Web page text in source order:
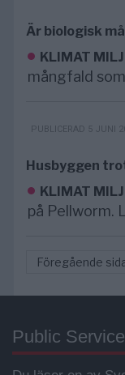
Är biologisk
KLIMAT
mångfald
PUBLICERAD 5 JUNI
Husbyggen
KLIMAT
på Pellworm.
Föregående
Public